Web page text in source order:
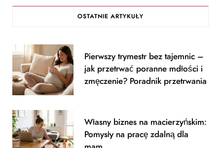
c
o
s
g
OSTATNIE ARTYKUŁY
Pierwszy trymestr bez tajemnic –
jak przetrwać poranne mdłości i
zmęczenie? Poradnik przetrwania
Własny biznes na macierzyńskim:
Pomysły na pracę zdalną dla